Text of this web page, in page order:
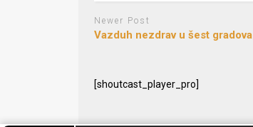
Newer Post
Vazduh nezdrav u šest gradova
[shoutcast_player_pro]